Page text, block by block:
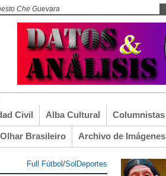
Che Guevara
Civil Alba Cultural Columnistas
Olhar Brasileiro Archivo de Imágenes
Full Fútbol /SolDeportes